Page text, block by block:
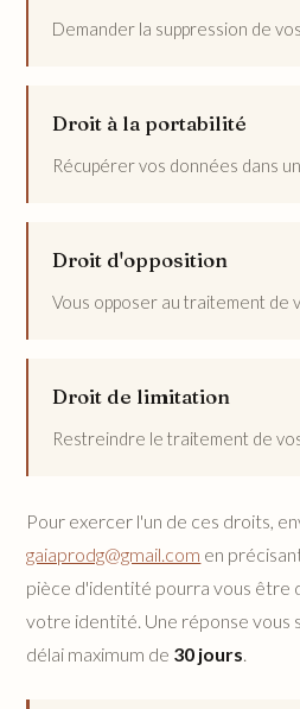
Demander la suppression de
Droit à la portabilité
Récupérer vos données dans
Droit d'opposition
Vous opposer au traitement de
Droit de limitation
Restreindre le traitement de
Pour exercer l'un de ces droits,
gaiaprodg@gmail.com en
pièce d'identité pourra vous être
votre identité. Une réponse vous
délai maximum de 30 jours.